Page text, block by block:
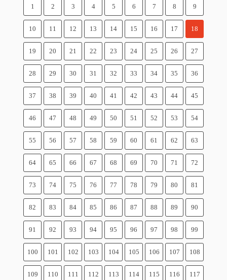
1 2 3 4 5 6 7 8 9
10 11 12 13 14 15 16 17 18
19 20 21 22 23 24 25 26 27
28 29 30 31 32 33 34 35 36
37 38 39 40 41 42 43 44 45
46 47 48 49 50 51 52 53 54
55 56 57 58 59 60 61 62 63
64 65 66 67 68 69 70 71 72
73 74 75 76 77 78 79 80 81
82 83 84 85 86 87 88 89 90
91 92 93 94 95 96 97 98 99
100 101 102 103 104 105 106 107 108
109 110 111 112 113 114 115 116 117